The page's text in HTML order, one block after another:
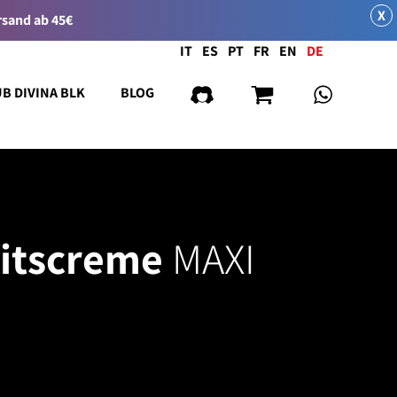
ab 45€ X
DIVINA BLK BLOG
IT ES PT FR EN DE
MAXI